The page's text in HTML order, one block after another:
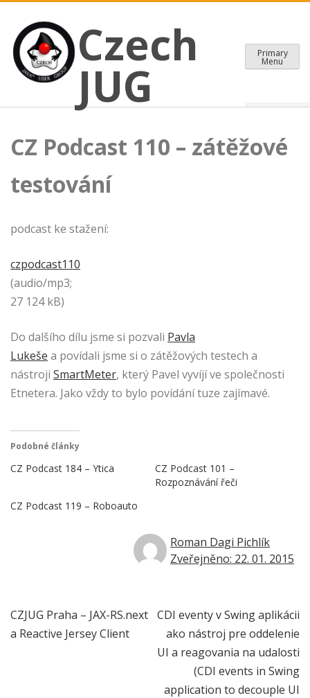
content
Czech JUG
CZECH JAVA USER GROUP
Czech
JUG
Primary
Menu
CZ Podcast 110 – zátěžové
testování
podcast ke stažení:
czpodcast110
(audio/mp3;
27 124 kB)
Do dalšího dílu jsme si pozvali Pavla
Lukeše a povídali jsme si o zátěžových testech a
nástroji SmartMeter, který Pavel vyvíjí ve společnosti
Etnetera. Jako vždy to bylo povídání tuze zajímavé.
Podobné články
CZ Podcast 184 – Ytica
CZ Podcast 101 –
Rozpoznávání řeči
CZ Podcast 119 – Roboauto
Roman Dagi Pichlík
Zveřejněno: 22. 01. 2015
Navigace
CZJUG Praha – JAX-RS.next
a Reactive Jersey Client
CDI eventy v Swing aplikácii
ako nástroj pre oddelenie
UI a reagovania na udalosti
(CDI events in Swing
application to decouple UI